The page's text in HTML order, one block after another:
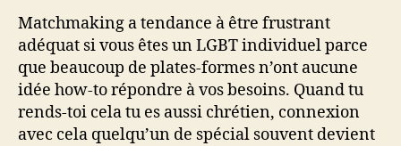
Matchmaking a tendance à être frustrant
adéquat si vous êtes un LGBT individuel parce
que beaucoup de plates-formes n’ont aucune
idée how-to répondre à vos besoins. Quand tu
rends-toi cela tu es aussi chrétien, connexion
avec cela quelqu’un de spécial souvent devient